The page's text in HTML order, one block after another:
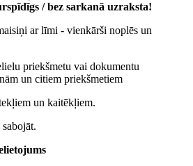
/ bez sarkanā uzraksta!
ar līmi - vienkārši noplēs un
priekšmetu vai dokumentu
un citiem priekšmetiem
un kaitēkļiem.